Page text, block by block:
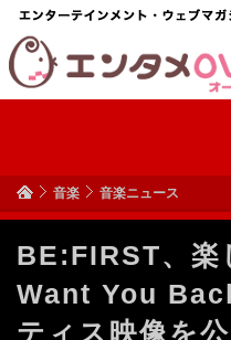
音楽 音楽ニュース
BE:FIRST、楽
Want You
ティス映像を公